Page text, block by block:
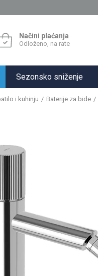
Načini plaćanja
Odloženo, na rate
Sezonsko sniženje
i kuhinju Baterije za bide